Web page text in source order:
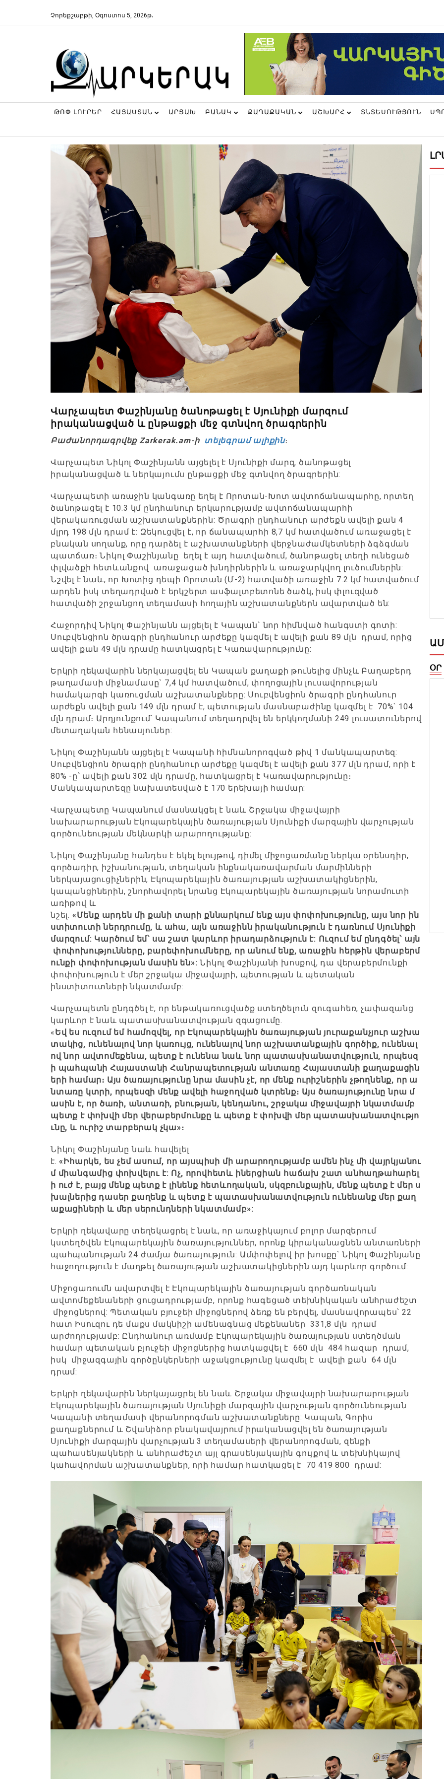
Չորեքշաբթի, Օգոստոս 5, 2026թ․
ԹՈՓ ԼՈՒՐԵՐ ՀԱՅԱՍՏԱՆ ԱՐՑԱԽ ԲԱՆԱԿ ՔԱՂԱՔԱԿԱՆ ԱՇԽԱՐՀ ՏՆՏԵՍՈՒԹՅՈՒՆ
Վարչապետ Փաշինյանը ծանոթացել է Սյունիքի մարզում
իրականացված և ընթացքի մեջ գտնվող ծրագրերին
Բաժանորդագրվեք Zarkerak.am-ի տելեգրամ ալիքին։
Վարչապետ Նիկոլ Փաշինյանն այցելել է Սյունիքի մարզ, ծանոթացել
իրականացված և ներկայումս ընթացքի մեջ գտնվող ծրագրերին:
Վարչապետի առաջին կանգառը եղել է Որոտան-Խոտ ավտոճանապարհը, որտեղ
ծանոթացել է 10.3 կմ ընդհանուր երկարությամբ ավտոճանապարհի
վերակառուցման աշխատանքներին: Ծրագրի ընդհանուր արժեքն ավելի քան 4
մլրդ 198 մլն դրամ է: Զեկուցվել է, որ ճանապարհի 8,7 կմ հատվածում առաջացել է
բնական սողանք, որը դարձել է աշխատանքների վերջնաժամկետների ձգձգման
պատճառ։ Նիկոլ Փաշինյանը եղել է այդ հատվածում, ծանոթացել տեղի ունեցած
փլվածքի հետևանքով առաջացած խնդիրներին և առաջարկվող լուծումներին:
Նշվել է նաև, որ Խոտից դեպի Որոտան (Մ-2) հատվածի առաջին 7.2 կմ հատվածում
արդեն իսկ տեղադրված է երկշերտ ասֆալտբետոնե ծածկ, իսկ փլուզված
հատվածի շրջանցող տեղամասի հողային աշխատանքներն ավարտված են:
Հաջորդիվ Նիկոլ Փաշինյանն այցելել է Կապան` նոր հիմնված հանգստի գոտի:
Սուբվենցիոն ծրագրի ընդհանուր արժեքը կազմել է ավելի քան 89 մլն դրամ, որից
ավելի քան 49 մլն դրամը հատկացրել է Կառավարությունը:
Երկրի ղեկավարին ներկայացվել են Կապան քաղաքի թունելից մինչև Բաղաբերդ
թաղամասի միջնամասը` 7,4 կմ հատվածում, փողոցային լուսավորության
համակարգի կառուցման աշխատանքները: Սուբվենցիոն ծրագրի ընդհանուր
արժեքն ավելի քան 149 մլն դրամ է, պետության մասնաբաժինը կազմել է 70%՝ 104
մլն դրամ։ Արդյունքում՝ Կապանում տեղադրվել են երկկողմանի 249 լուսատուներով
մետաղական հենասյուներ:
Նիկոլ Փաշինյանն այցելել է Կապանի հիմնանորոգված թիվ 1 մանկապարտեզ:
Սուբվենցիոն ծրագրի ընդհանուր արժեքը կազմել է ավելի քան 377 մլն դրամ, որի է
80% -ը՝ ավելի քան 302 մլն դրամը, հատկացրել է Կառավարությունը։
Մանկապարտեզը նախատեսված է 170 երեխայի համար:
Վարչապետը Կապանում մասնակցել է նաև Շրջակա միջավայրի
նախարարության Էկոպարեկային ծառայության Սյունիքի մարզային վարչության
գործունեության մեկնարկի արարողությանը:
Նիկոլ Փաշինյանը հանդես է եկել ելույթով, դիմել միջոցառմանը ներկա օրենսդիր,
գործադիր, իշխանության, տեղական ինքնակառավարման մարմինների
ներկայացուցիչներին, Էկոպարեկային ծառայության աշխատակիցներին,
կապանցիներին, շնորհավորել նրանց Էկոպարեկային ծառայության նորամուտի
առիթով և
նշել. «Մենք արդեն մի քանի տարի քննարկում ենք այս փոփոխությունը, այս նոր ին
ստիտուտի ներդրումը, և ահա, այն առաջինն իրականություն է դառնում Սյունիքի
մարզում: Կարծում եմ՝ սա շատ կարևոր իրադարձություն է: Ուզում եմ ընդգծել՝ այն
փոփոխությունները, բարեփոխումները, որ անում ենք, առաջին հերթին վերաբերմ
ունքի փոփոխության մասին են»:Նիկոլ Փաշինյանի խոսքով, դա վերաբերմունքի
փոփոխություն է մեր շրջակա միջավայրի, պետության և պետական
ինստիտուտների նկատմամբ:
Վարչապետն ընդգծել է, որ ենթակառուցվածք ստեղծելուն զուգահեռ, չափազանց
կարևոր է նաև պատասխանատվության զգացումը.
«Եվ ես ուզում եմ համոզվել, որ Էկոպարեկային ծառայության յուրաքանչյուր աշխա
տակից, ունենալով նոր կառույց, ունենալով նոր աշխատանքային գործիք, ունենալ
ով նոր ավտոմեքենա, պետք է ունենա նաև նոր պատասխանատվություն, որպեսզ
ի պահպանի Հայաստանի Հանրապետության անտառը Հայաստանի քաղաքացին
երի համար։ Այս ծառայությունը նրա մասին չէ, որ մենք ուրիշներին չթողնենք, որ ա
նտառը կտրի, որպեսզի մենք ավելի հաջողված կտրենք։ Այս ծառայությունը նրա մ
ասին է, որ ծառի, անտառի, բնության, կենդանու,շրջակա միջավայրի նկատմամբ
պետք է փոխվի մեր վերաբերմունքը և պետք է փոխվի մեր պատասխանատվությո
ւնը, և ուրիշ տարբերակ չկա»։
Նիկոլ Փաշինյանը նաև հավելել
է.«Իհարկե, ես չեմ ասում, որ այսպիսի մի արարողությամբ ամեն ինչ մի վայրկյանու
մ միանգամից փոխվելու է: Ոչ, որովհետև իներցիան հաճախ շատ անհաղթահարել
ի ուժ է, բայց մենք պետք է լինենք հետևողական, սկզբունքային, մենք պետք է մեր ս
խալներից դասեր քաղենք և պետք է պատասխանատվություն ունենանք մեր քաղ
աքացիների և մեր սերունդների նկատմամբ»:
Երկրի ղեկավարը տեղեկացրել է նաև, որ առաջիկայում բոլոր մարզերում
կստեղծվեն Էկոպարեկային ծառայություններ, որոնք կիրականացնեն անտառների
պահպանության 24 ժամյա ծառայություն: Ամփոփելով իր խոսքը՝ Նիկոլ Փաշինյանը
հաջողություն է մաղթել ծառայության աշխատակիցներին այդ կարևոր գործում:
Միջոցառումն ավարտվել է Էկոպարեկային ծառայության գործառնական
ավտոմեքենաների ցուցադրությամբ, որոնք հագեցած տեխնիկական անհրաժեշտ
միջոցներով: Պետական բյուջեի միջոցներով ձեռք են բերվել, մասնավորապես՝ 22
հատ Իսուզու դե մաքս մակնիշի ամենագնաց մեքենաներ 331,8 մլն դրամ
արժողությամբ: Ընդհանուր առմամբ Էկոպարեկային ծառայության ստեղծման
համար պետական բյուջեի միջոցներից հատկացվել է 660 մլն 484 հազար դրամ,
իսկ միջազգային գործընկերների աջակցությունը կազմել է ավելի քան 64 մլն
դրամ:
Երկրի ղեկավարին ներկայացրել են նաև Շրջակա միջավայրի նախարարության
Էկոպարեկային ծառայության Սյունիքի մարզային վարչության գործունեության
Կապանի տեղամասի վերանորոգման աշխատանքները: Կապան, Գորիս
քաղաքներում և Շվանիձոր բնակավայրում իրականացվել են ծառայության
Սյունիքի մարզային վարչության 3 տեղամասերի վերանորոգման, զենքի
պահասենյակների և անհրաժեշտ այլ գրասենյակային գույքով և տեխնիկայով
կահավորման աշխատանքներ, որի համար հատկացել է 70 419 800 դրամ:
ՕՐ